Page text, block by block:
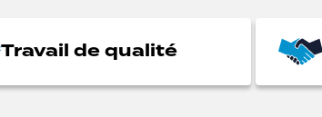
Travail de qualité